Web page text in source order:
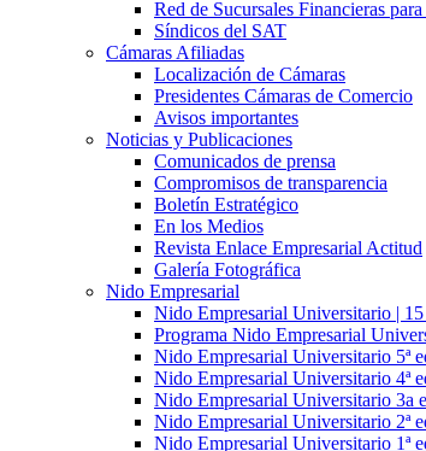
Red de Sucursales Financieras
Síndicos del SAT
Cámaras Afiliadas
Localización de Cámaras
Presidentes Cámaras de Comercio
Avisos importantes
Noticias y Publicaciones
Comunicados de prensa
Compromisos de transparencia
Boletín Estratégico
En los Medios
Revista Enlace Empresarial Actitud
Galería Fotográfica
Nido Empresarial
Nido Empresarial Universitario |
Programa Nido Empresarial
Nido Empresarial Universitario 5ª
Nido Empresarial Universitario 4ª
Nido Empresarial Universitario 3a
Nido Empresarial Universitario 2ª
Nido Empresarial Universitario 1ª